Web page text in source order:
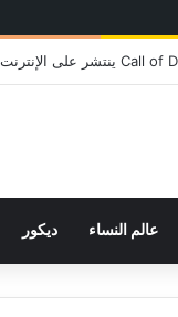
عالم النساء ديكور